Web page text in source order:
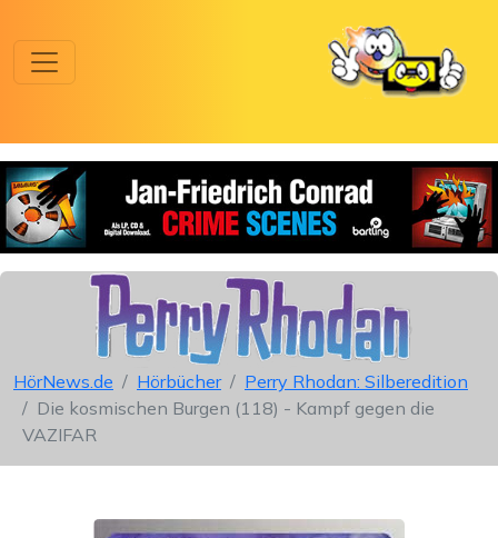
HörNews.de Hörbücher
Perry Rhodan: Silberedition
Die kosmischen Burgen (118) - Kampf gegen die
VAZIFAR